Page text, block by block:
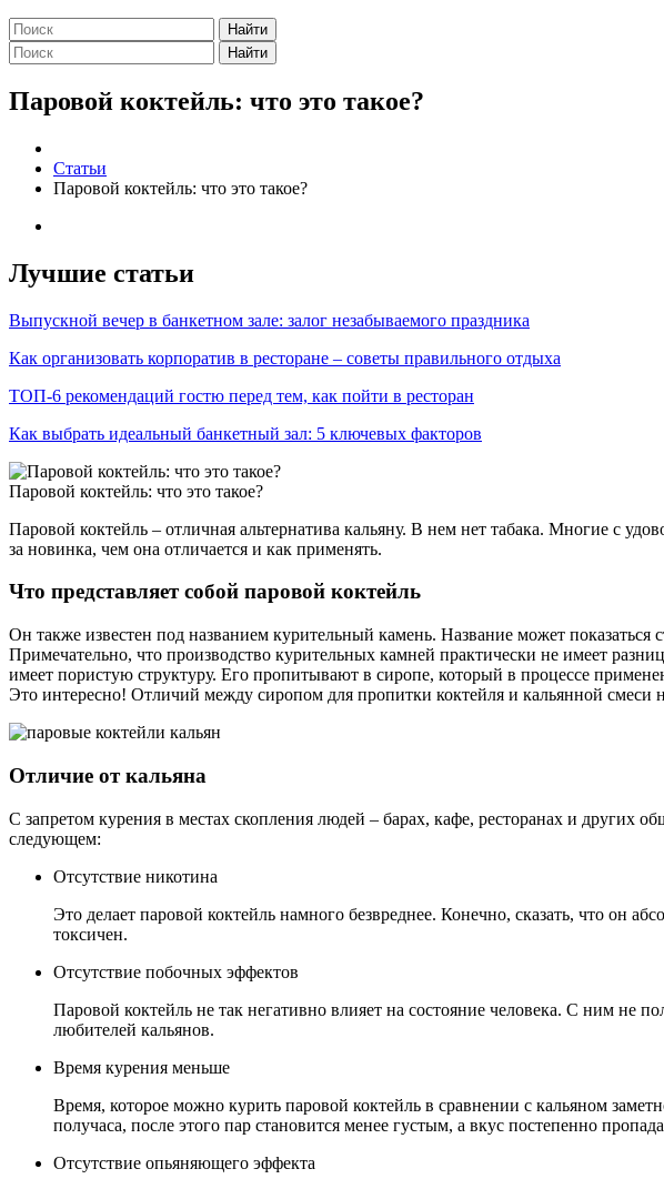
Найти
Найти
Паровой коктейль: что это такое?
Статьи
Паровой коктейль: что это такое?
Лучшие статьи
Выпускной вечер в банкетном зале: залог незабываемого праздника
Как организовать корпоратив в ресторане – советы правильного отдыха
ТОП-6 рекомендаций гостю перед тем, как пойти в ресторан
Как выбрать идеальный банкетный зал: 5 ключевых факторов
Паровой коктейль: что это такое?
Паровой коктейль – отличная альтернатива кальяну. В нем нет табака. Многие с
за новинка, чем она отличается и как применять.
Что представляет собой паровой коктейль
Он также известен под названием курительный камень. Название может
Примечательно, что производство курительных камней практически не имеет
имеет пористую структуру. Его пропитывают в сиропе, который в процессе
Это интересно! Отличий между сиропом для пропитки коктейля и кальянной смеси
Отличие от кальяна
С запретом курения в местах скопления людей – барах, кафе, ресторанах и других
следующем:
Отсутствие никотина
Это делает паровой коктейль намного безвреднее. Конечно, сказать, что он
токсичен.
Отсутствие побочных эффектов
Паровой коктейль не так негативно влияет на состояние человека. С ним не
любителей кальянов.
Время курения меньше
Время, которое можно курить паровой коктейль в сравнении с кальяном
получаса, после этого пар становится менее густым, а вкус постепенно
Отсутствие опьяняющего эффекта